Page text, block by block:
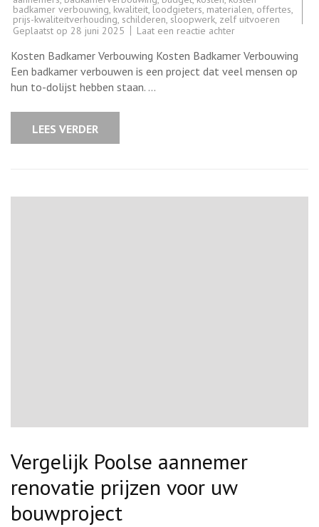
badkamer verbouwing, kwaliteit, loodgieters, materialen, offertes,
prijs-kwaliteitverhouding, schilderen, sloopwerk, zelf uitvoeren
Geplaatst op 28 juni 2025 Laat een reactie achterop
Badkamer
Verbouwing:
Wat
Kost
Kosten Badkamer Verbouwing Kosten Badkamer Verbouwing
Een badkamer verbouwen is een project dat veel mensen op
hun to-dolijst hebben staan. …
LEES VERDER
Vergelijk Poolse aannemer
renovatie prijzen voor uw
bouwproject